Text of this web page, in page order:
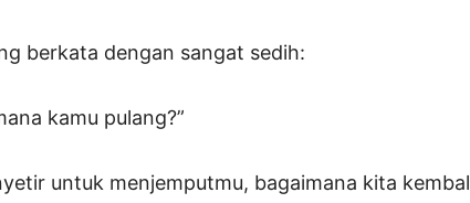
berkata dengan sangat sedih:
kamu pulang?”
untuk menjemputmu, bagaimana kita